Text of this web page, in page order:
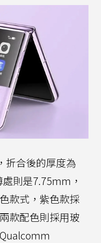
折合後的厚度為
則是7.75mm，
款式，紫色款採
款配色則採用玻